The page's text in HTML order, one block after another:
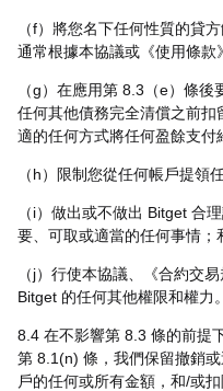
（f）將您名下任何性質的貸
通常根據本協議或《使用條款
（g）在應用第 8.3（e）條
任何其他債務完全清償之前
適的任何方式將任何盈餘支付
（h）限制您從任何帳戶提領
（i）做出或不做出 Bitget 合
要、可取或適當的任何事情；
（j）行使本協議、《合約交
Bitget 的任何其他權限和權力。
8.4 在不影響第 8.3 條的前提
第 8.1(n) 條，我們保留撤銷
戶的任何或所有金額，和/或